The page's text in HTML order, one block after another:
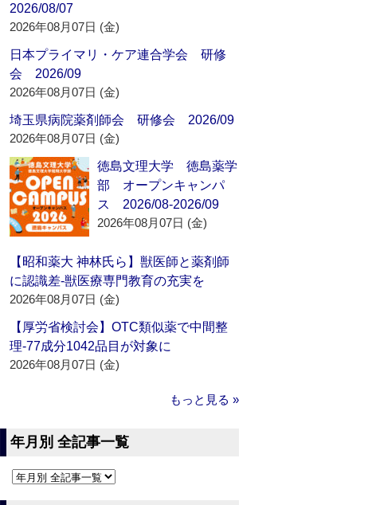
2026/08/07
2026年08月07日 (金)
日本プライマリ・ケア連合学会 研修
会 2026/09
2026年08月07日 (金)
埼玉県病院薬剤師会 研修会 2026/09
2026年08月07日 (金)
徳島文理大学 徳島薬学
部 オープンキャンパ
ス 2026/08-2026/09
2026年08月07日 (金)
【昭和薬大 神林氏ら】獣医師と薬剤師
に認識差‐獣医療専門教育の充実を
2026年08月07日 (金)
【厚労省検討会】OTC類似薬で中間整
理‐77成分1042品目が対象に
2026年08月07日 (金)
もっと見る »
年月別 全記事一覧